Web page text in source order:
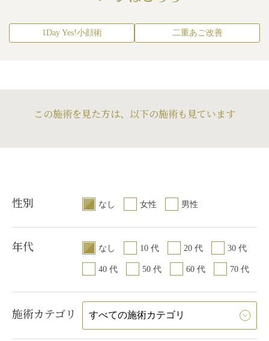
1Day Yes!小顔術 二重あご改善
この施術を見た方は、以下の施術も見ています
性別 なし 女性 男性
年代 なし 10 代 20 代 30 代
40 代 50 代 60 代 70 代
施術カテゴリ